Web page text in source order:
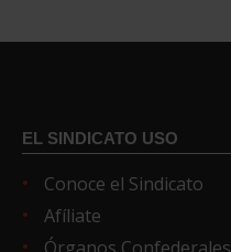
EL SINDICATO USO
Conoce el Sindicato
Afíliate